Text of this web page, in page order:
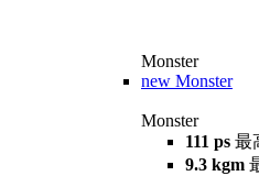
Monster
new Monster
Monster
111 ps 最
9.3 kgm